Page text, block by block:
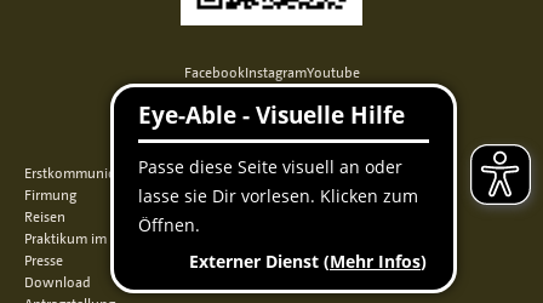
FacebookInstagramYoutube
QUICKLINKS
Erstkommunion
Firmung
Reisen
Praktikum im Norden
Presse
Download